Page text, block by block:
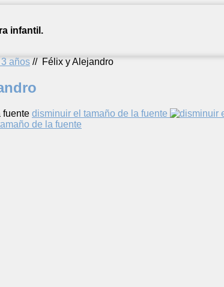
infantil.
años // Félix y Alejandro
fuente disminuir el tamaño de la fuente